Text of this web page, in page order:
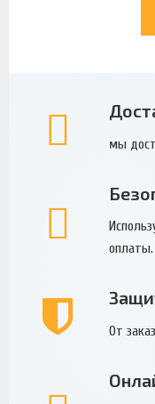
мы
оплаты.
От